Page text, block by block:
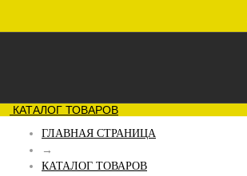
КАТАЛОГ ТОВАРОВ
ГЛАВНАЯ СТРАНИЦА
→
КАТАЛОГ ТОВАРОВ